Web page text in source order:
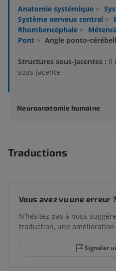
Anatomie systémique >
Système nerveux central >
Rhombencéphale >
Pont > Angle ponto-
Structures sous-jacentes : Il
sous-jacente
Neuroanatomie humaine
Traductions
Vous avez vu une erreur ?
N’hésitez pas à nous
traduction, une
Signaler